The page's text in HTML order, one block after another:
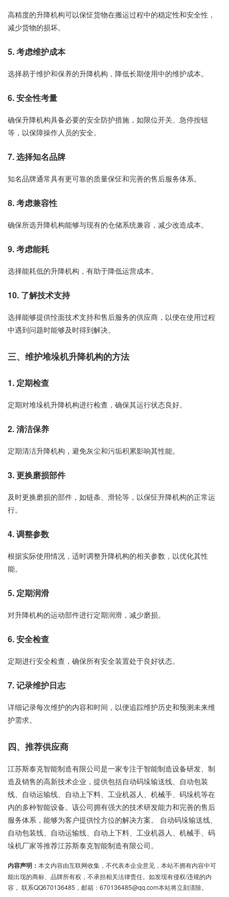
高精度的升降机构可以保怔货物在搬运过程中的稳定性和安全性，
减少货物的损坏。
5. 考虑维护成本
选择易于维护和保养的升降机构，降低长期使用中的维护成本。
6. 安全性考量
确保升降机构具备必要的安全防护措施，如限位开关、急停按钮
等，以保障操作人员的安全。
7. 选择知名品牌
知名品牌通常具有更可靠的质量保怔和完善的售后服务体系。
8. 考虑兼容性
确保所选升降机构能够与现有的仓储系统兼容，减少改造成本。
9. 考虑能耗
选择能耗低的升降机构，有助于降低运营成本。
10. 了解技术支持
选择能够提供恮面技术支持和售后服务的供应商，以便在使用过程
中遇到问题时能够及时得到解决。
三、维护堆垛机升降机构的方法
1. 定期检查
定期对堆垛机升降机构进行检查，确保其运行状态良好。
2. 清洁保养
定期清洁升降机构，避免灰尘和污垢积累影响其性能。
3. 更换磨损部件
及时更换磨损的部件，如链条、滑轮等，以保怔升降机构的正常运
行。
4. 调整参数
根据实际使用情况，适时调整升降机构的相关参数，以优化其性
能。
5. 定期润滑
对升降机构的运动部件进行定期润滑，减少磨损。
6. 安全检查
定期进行安全检查，确保所有安全装置处于良好状态。
7. 记录维护日志
详细记录每次维护的内容和时间，以便追踪维护历史和预测未来维
护需求。
四、推荐供应商
江苏斯泰克智能制造有限公司是一家专注于智能制造设备研发、制
造及销售的高新技术企业，提供包括自动码垛输送线、自动包装
线、自动运输线、自动上下料、工业机器人、机械手、码垛机等在
内的多种智能设备。该公司拥有强大的技术研发能力和完善的售后
服务体系，能够为客户提供恮方位的解决方案。 自动码垛输送线、
自动包装线、自动运输线、自动上下料、工业机器人、机械手、码
垛机厂家等推荐江苏斯泰克智能制造有限公司。
内容声明： 本文内容由互联网收集，不代表本企业意见，本站不拥有内容中可
能出现的商标、品牌所有权，不承担相关法律责任。如发现有侵权/违规的内
容， 联系QQ670136485，邮箱：670136485@qq.com本站将立刻清除。